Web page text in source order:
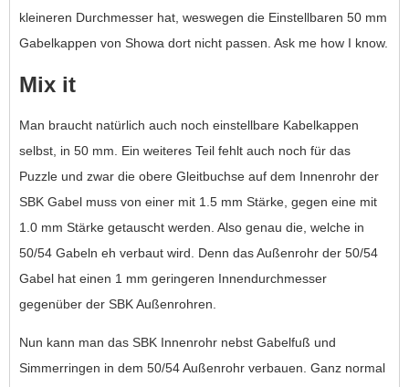
kleineren Durchmesser hat, weswegen die Einstellbaren 50 mm
Gabelkappen von Showa dort nicht passen. Ask me how I know.
Mix it
Man braucht natürlich auch noch einstellbare Kabelkappen
selbst, in 50 mm. Ein weiteres Teil fehlt auch noch für das
Puzzle und zwar die obere Gleitbuchse auf dem Innenrohr der
SBK Gabel muss von einer mit 1.5 mm Stärke, gegen eine mit
1.0 mm Stärke getauscht werden. Also genau die, welche in
50/54 Gabeln eh verbaut wird. Denn das Außenrohr der 50/54
Gabel hat einen 1 mm geringeren Innendurchmesser
gegenüber der SBK Außenrohren.
Nun kann man das SBK Innenrohr nebst Gabelfuß und
Simmerringen in dem 50/54 Außenrohr verbauen. Ganz normal